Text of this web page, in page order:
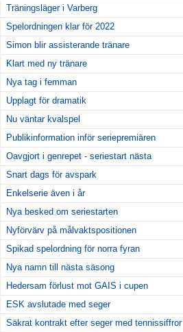
Träningsläger i Varberg
Spelordningen klar för 2022
Simon blir assisterande tränare
Klart med ny tränare
Nya tag i femman
Upplagt för dramatik
Nu väntar kvalspel
Publikinformation inför seriepremiären
Oavgjort i genrepet - seriestart nästa
Snart dags för avspark
Enkelserie även i år
Nya besked om seriestarten
Nyförvärv på målvaktspositionen
Spikad spelordning för norra fyran
Nya namn till nästa säsong
Hedersam förlust mot GAIS i cupen
ESK avslutade med seger
Säkrat kontrakt efter seger med tennissiffror